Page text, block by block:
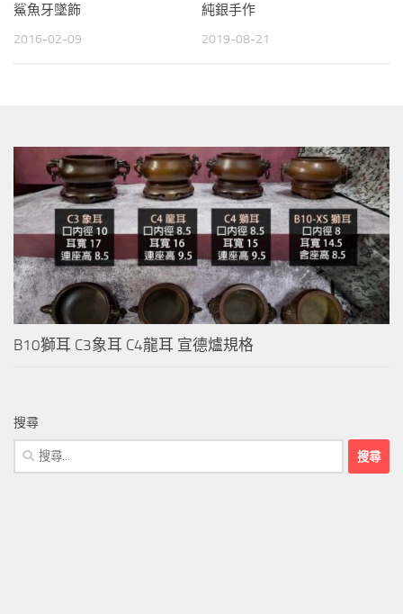
鯊魚牙墜飾
2016-02-09
純銀手作
2019-08-21
B10獅耳 C3象耳 C4龍耳 宣德爐規格
搜尋
搜
尋